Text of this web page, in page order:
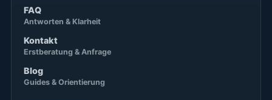
FAQ
Antworten & Klarheit
Kontakt
Erstberatung & Anfrage
Blog
Guides & Orientierung